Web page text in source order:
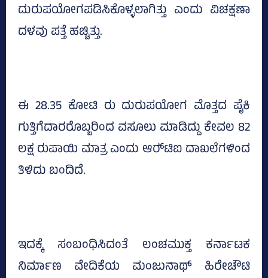
ದುರುಪಯೋಗಪಡಿಸಿಕೊಳ್ಳಲಾಗಿತ್ತು ಎಂದು ವಿಚಕ್ಷಣಾ
ದಳವು ಪತ್ತೆ ಹಚ್ಚಿತ್ತು.
ಈ 28.35 ಕೋಟಿ ರು ದುರುಪಯೋಗ ಮೊತ್ತದ ಪೈಕಿ
ಗುತ್ತಿಗೆದಾರರೊಬ್ಬರಿಂದ ವಸೂಲು ಮಾಡಿದ್ದು ಕೇವಲ 82
ಲಕ್ಷ ರುಪಾಯಿ ಮಾತ್ರ ಎಂದು ಆರ್‍‌ಟಿಐ ದಾಖಲೆಗಳಿಂದ
ತಿಳಿದು ಬಂದಿದೆ.
ಇದಕ್ಕೆ ಸಂಬಂಧಿಸಿದಂತೆ ಲಂಚಮುಕ್ತ ಕರ್ನಾಟಕ
ನಿರ್ಮಾಣ ವೇದಿಕೆಯ ಮಂಜುನಾಥ್‌ ಹಿರೇಚೌಟಿ